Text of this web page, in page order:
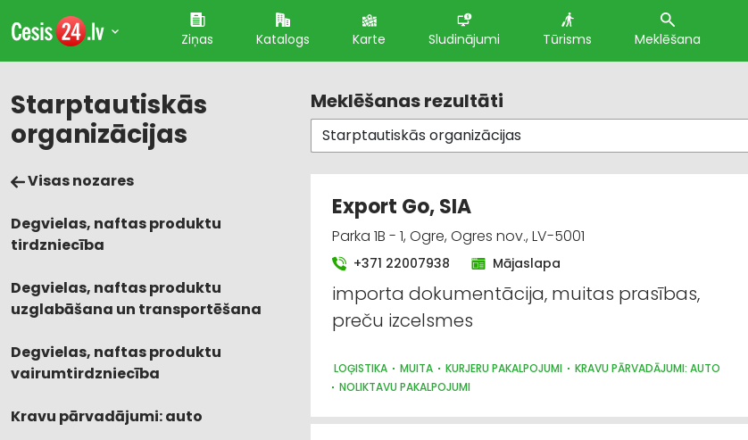
Ziņas Katalogs Karte Sludinājumi Tūrisms Meklēšana
Starptautiskās
organizācijas
Visas nozares
Degvielas, naftas produktu
tirdzniecība
Degvielas, naftas produktu
uzglabāšana un transportēšana
Degvielas, naftas produktu
vairumtirdzniecība
Kravu pārvadājumi: auto
Meklēšanas rezultāti
Export Go, SIA
Parka 1B - 1, Ogre, Ogres nov., LV-5001
+371 22007938 Mājaslapa
importa dokumentācija, muitas prasības,
preču izcelsmes
LOĢISTIKA MUITA KURJERU PAKALPOJUMI
KRAVU PĀRVADĀJUMI: AUTO
NOLIKTAVU PAKALPOJUMI